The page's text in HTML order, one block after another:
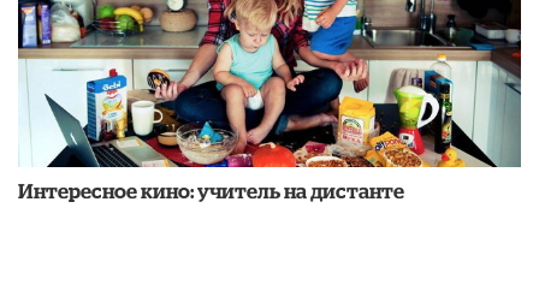
Интересное кино: учитель на дистанте